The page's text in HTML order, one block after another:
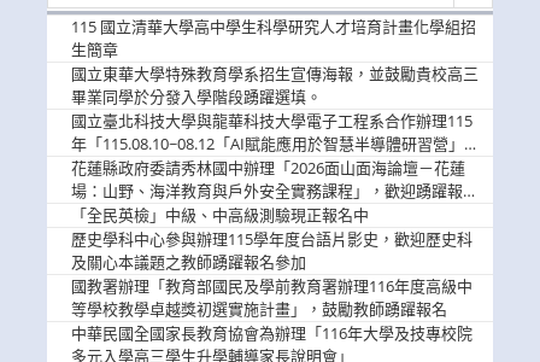
115 國立清華大學高中學生科學研究人才培育計畫化學組招
生簡章
國立東華大學特殊教育學系招生宣傳海報，並鼓勵貴校高三
畢業同學於分發入學階段踴躍選填。
國立臺北科技大學與龍華科技大學電子工程系合作辦理115
年「115.08.10~08.12「AI賦能應用於智慧半導體研習營」，
歡迎學生踴躍報名參加
花蓮縣政府委請秀林國中辦理「2026面山面海論壇－花蓮
場：山野、海洋教育與戶外安全實務課程」，歡迎踴躍報名
參加
「全民英檢」中級、中高級測驗現正報名中
歷史學科中心參與辦理115學年度台語片影史，歡迎歷史科
及關心本議題之教師踴躍報名參加
國教署辦理「教育部國民及學前教育署辦理116年度高級中
等學校教學卓越獎初選實施計畫」，鼓勵教師踴躍報名
中華民國全國家長教育協會為辦理「116年大學及技專校院
多元入學高三學生升學輔導家長說明會」